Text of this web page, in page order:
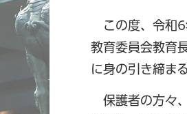
この度、令和6
教育委員会教育
に身の引き締ま
保護者の方々